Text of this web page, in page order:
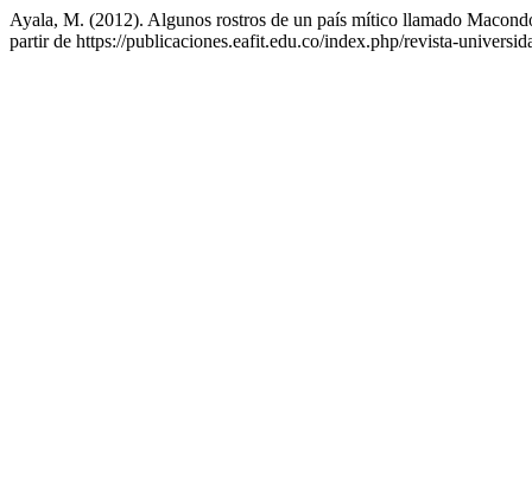
Ayala, M. (2012). Algunos rostros de un país mítico llamado
partir de https://publicaciones.eafit.edu.co/index.php/revista-